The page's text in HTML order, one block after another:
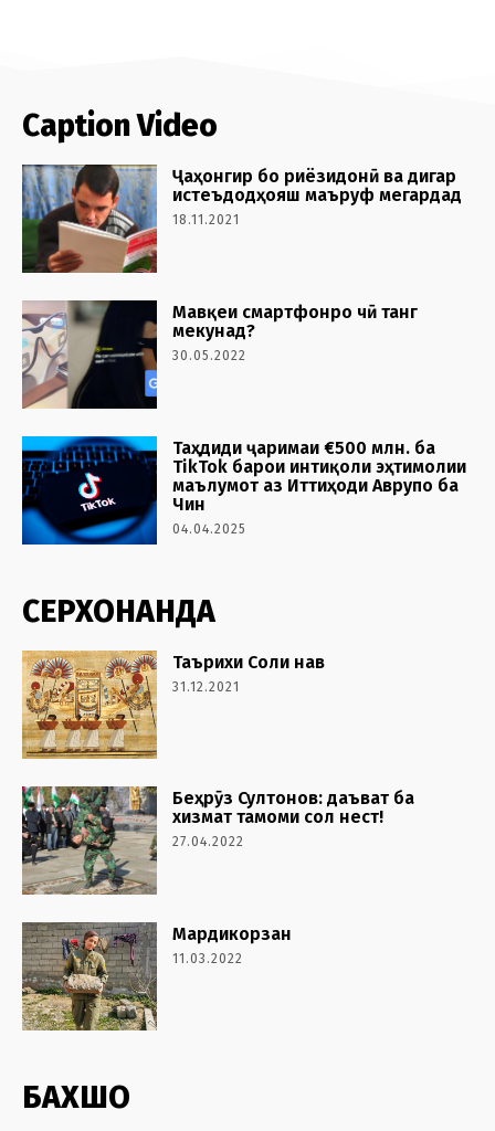
Caption Video
Ҷаҳонгир бо риёзидонӣ ва дигар
истеъдодҳояш маъруф мегардад
18.11.2021
Мавқеи смартфонро чӣ танг
мекунад?
30.05.2022
Таҳдиди ҷаримаи €500 млн. ба
TikTok барои интиқоли эҳтимолии
маълумот аз Иттиҳоди Аврупо ба
Чин
04.04.2025
СЕРХОНАНДА
Таърихи Соли нав
31.12.2021
Беҳрӯз Султонов: даъват ба
хизмат тамоми сол нест!
27.04.2022
Мардикорзан
11.03.2022
БАХШҲО